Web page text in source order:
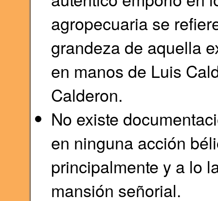
agropecuaria se
grandeza de aquella
en manos de Luis
Calderon.
No existe
en ninguna acción
principalmente y a lo
mansión señorial.